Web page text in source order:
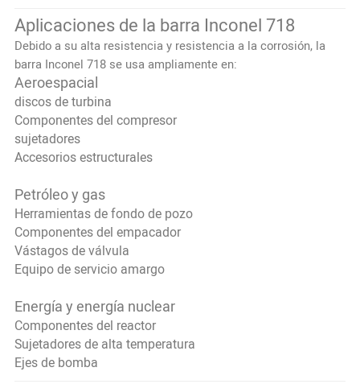
Aplicaciones de la barra Inconel 718
Debido a su alta resistencia y resistencia a la corrosión, la
barra Inconel 718 se usa ampliamente en:
Aeroespacial
discos de turbina
Componentes del compresor
sujetadores
Accesorios estructurales
Petróleo y gas
Herramientas de fondo de pozo
Componentes del empacador
Vástagos de válvula
Equipo de servicio amargo
Energía y energía nuclear
Componentes del reactor
Sujetadores de alta temperatura
Ejes de bomba